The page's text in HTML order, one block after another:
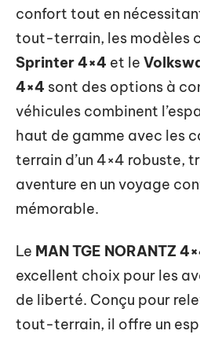
confort tout en
tout-terrain, les modèles
Sprinter 4×4 et le
4×4 sont des options à
véhicules combinent
haut de gamme avec les
terrain d’un 4×4 robuste,
aventure en un voyage
mémorable.
Le MAN TGE NORANTZ
excellent choix pour les
de liberté. Conçu pour
tout-terrain, il offre un